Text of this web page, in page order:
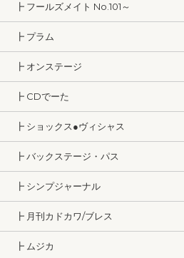
┣ フールズメイト No.101～
┣ プラム
┣ オンステージ
┣ CDでーた
┣ ショックス●ヴィシャス
┣ バックステージ・パス
┣ シンプジャーナル
┣ 月刊カドカワ/ブレス
┣ ムジカ